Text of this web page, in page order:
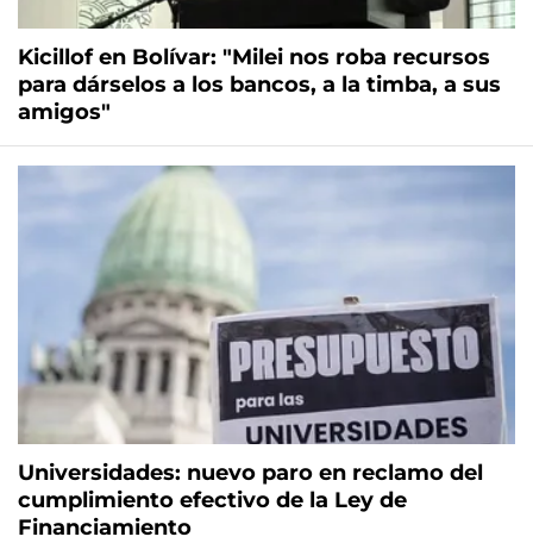
Kicillof en Bolívar: "Milei nos roba recursos
para dárselos a los bancos, a la timba, a sus
amigos"
Universidades: nuevo paro en reclamo del
cumplimiento efectivo de la Ley de
Financiamiento